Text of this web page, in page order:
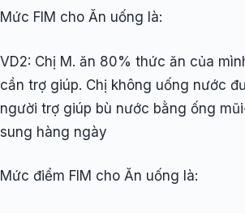
Mức FIM cho Ăn uống là:
VD2: Chị M. ăn 80% thức ăn của
cần trợ giúp. Chị không uống nước
người trợ giúp bù nước bằng ống
sung hàng ngày
Mức điểm FIM cho Ăn uống là: